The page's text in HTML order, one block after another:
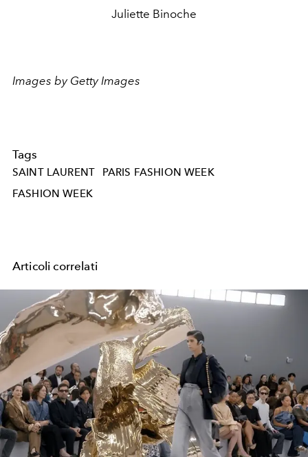
Juliette Binoche
Images by Getty Images
Tags
SAINT LAURENT
PARIS FASHION WEEK
FASHION WEEK
Articoli correlati